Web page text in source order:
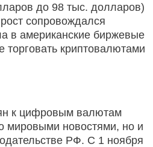
до 98 тыс. долларов)
сопровождался
в американские биржевые
криптовалютами
к цифровым валютам
мировыми новостями, но и
РФ. С 1 ноября